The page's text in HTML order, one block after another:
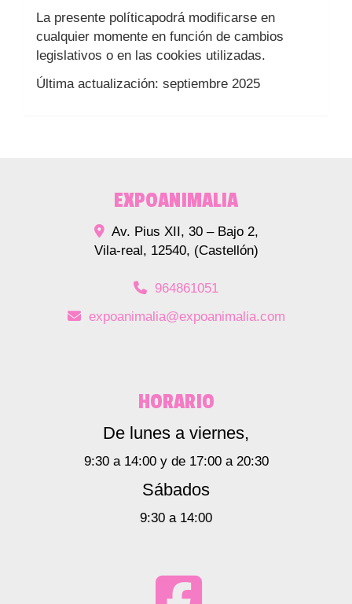
La presente políticapodrá modificarse en
cualquier momente en función de cambios
legislativos o en las cookies utilizadas.
Última actualización: septiembre 2025
EXPOANIMALIA
Av. Pius XII, 30 – Bajo 2,
Vila-real, 12540, (Castellón)
964861051
expoanimalia
expoanimalia.com
HORARIO
De lunes a viernes,
9:30 a 14:00 y de 17:00 a 20:30
Sábados
9:30 a 14:00